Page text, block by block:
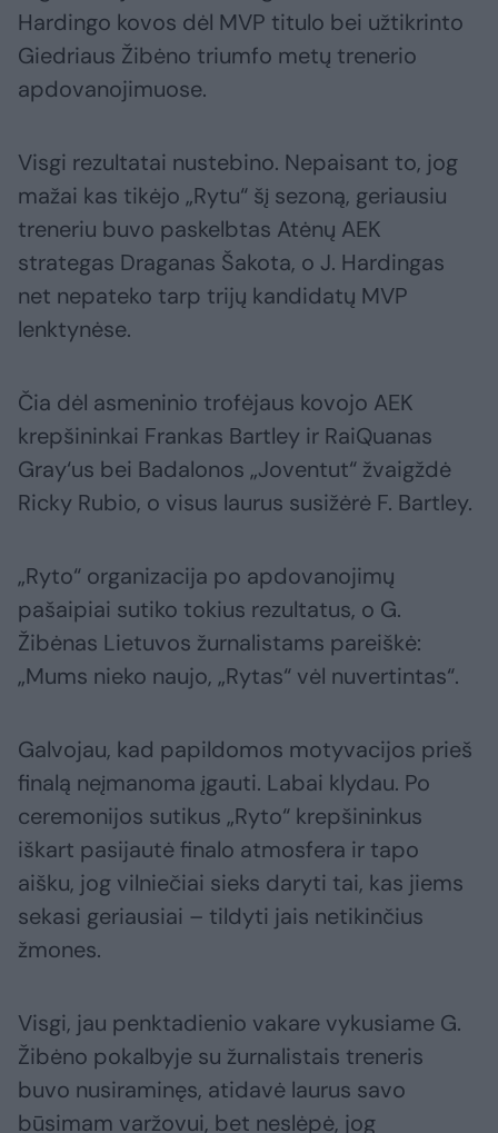
Hardingo kovos dėl MVP titulo bei užtikrinto
Giedriaus Žibėno triumfo metų trenerio
apdovanojimuose.
Visgi rezultatai nustebino. Nepaisant to, jog
mažai kas tikėjo „Rytu“ šį sezoną, geriausiu
treneriu buvo paskelbtas Atėnų AEK
strategas Draganas Šakota, o J. Hardingas
net nepateko tarp trijų kandidatų MVP
lenktynėse.
Čia dėl asmeninio trofėjaus kovojo AEK
krepšininkai Frankas Bartley ir RaiQuanas
Gray‘us bei Badalonos „Joventut“ žvaigždė
Ricky Rubio, o visus laurus susižėrė F. Bartley.
„Ryto“ organizacija po apdovanojimų
pašaipiai sutiko tokius rezultatus, o G.
Žibėnas Lietuvos žurnalistams pareiškė:
„Mums nieko naujo, „Rytas“ vėl nuvertintas“.
Galvojau, kad papildomos motyvacijos prieš
finalą neįmanoma įgauti. Labai klydau. Po
ceremonijos sutikus „Ryto“ krepšininkus
iškart pasijautė finalo atmosfera ir tapo
aišku, jog vilniečiai sieks daryti tai, kas jiems
sekasi geriausiai – tildyti jais netikinčius
žmones.
Visgi, jau penktadienio vakare vykusiame G.
Žibėno pokalbyje su žurnalistais treneris
buvo nusiraminęs, atidavė laurus savo
būsimam varžovui, bet neslėpė, jog